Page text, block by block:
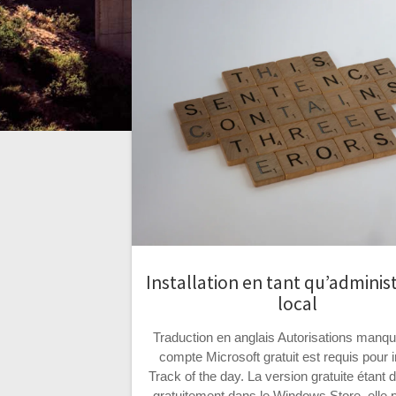
Installation en tant
local
Traduction en anglais Autorisations
compte Microsoft gratuit est requis pour
Track of the day. La version gratuite étant